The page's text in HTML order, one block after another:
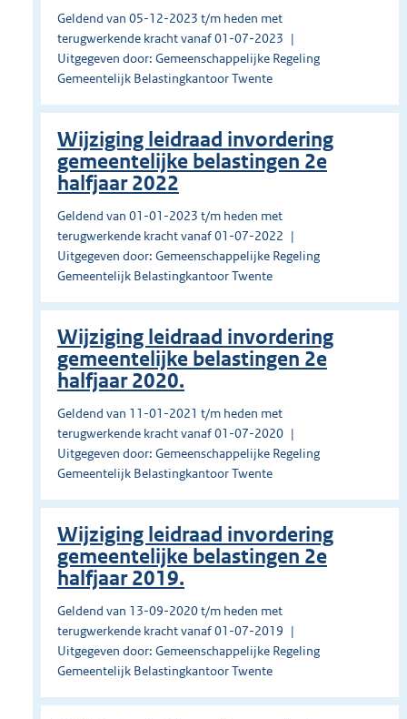
Geldend van 05-12-2023 t/m heden met
terugwerkende kracht vanaf 01-07-2023
Uitgegeven door: Gemeenschappelijke Regeling
Gemeentelijk Belastingkantoor Twente
Wijziging leidraad invordering
gemeentelijke belastingen 2e
halfjaar 2022
Geldend van 01-01-2023 t/m heden met
terugwerkende kracht vanaf 01-07-2022
Uitgegeven door: Gemeenschappelijke Regeling
Gemeentelijk Belastingkantoor Twente
Wijziging leidraad invordering
gemeentelijke belastingen 2e
halfjaar 2020.
Geldend van 11-01-2021 t/m heden met
terugwerkende kracht vanaf 01-07-2020
Uitgegeven door: Gemeenschappelijke Regeling
Gemeentelijk Belastingkantoor Twente
Wijziging leidraad invordering
gemeentelijke belastingen 2e
halfjaar 2019.
Geldend van 13-09-2020 t/m heden met
terugwerkende kracht vanaf 01-07-2019
Uitgegeven door: Gemeenschappelijke Regeling
Gemeentelijk Belastingkantoor Twente